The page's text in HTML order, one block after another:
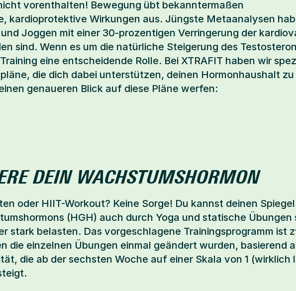
vorenthalten! Bewegung übt bekanntermaßen
kardioprotektive Wirkungen aus. Jüngste Metaanalysen
Joggen mit einer 30-prozentigen Verringerung der
sind. Wenn es um die natürliche Steigerung des
eine entscheidende Rolle. Bei XTRAFIT haben wir
die dich dabei unterstützen, deinen Hormonhaushalt zu
genaueren Blick auf diese Pläne werfen:
DEIN WACHSTUMSHORMON
oder HIIT-Workout? Keine Sorge! Du kannst deinen
(HGH) auch durch Yoga und statische Übungen
stark belasten. Das vorgeschlagene Trainingsprogramm ist
die einzelnen Übungen einmal geändert wurden, basierend
die ab der sechsten Woche auf einer Skala von 1 (wirklich